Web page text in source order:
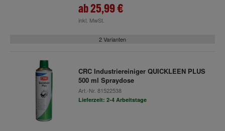
ab25,99 €
inkl. MwSt.
2 Varianten
CRC Industriereiniger QUICKLEEN PLUS
500 ml Spraydose
Art.-Nr. 81522538
Lieferzeit: 2-4 Arbeitstage